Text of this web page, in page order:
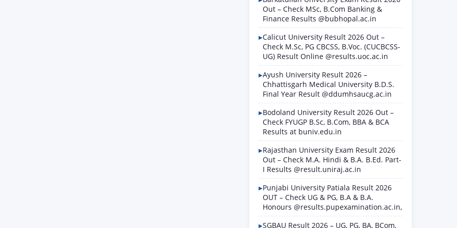
Out – Check MSc, B.Com Banking &
Finance Results @bubhopal.ac.in
Calicut University Result 2026 Out –
Check M.Sc, PG CBCSS, B.Voc. (CUCBCSS-
UG) Result Online @results.uoc.ac.in
Ayush University Result 2026 –
Chhattisgarh Medical University B.D.S.
Final Year Result @ddumhsaucg.ac.in
Bodoland University Result 2026 Out –
Check FYUGP B.Sc, B.Com, BBA & BCA
Results at buniv.edu.in
Rajasthan University Exam Result 2026
Out – Check M.A. Hindi & B.A. B.Ed. Part-
I Results @result.uniraj.ac.in
Punjabi University Patiala Result 2026
OUT – Check UG & PG, B.A & B.A.
Honours @results.pupexamination.ac.in,
SGBAU Result 2026 – UG, PG, BA, BCom,